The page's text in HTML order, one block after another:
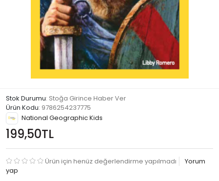
Stok Durumu: Stoğa Girince Haber Ver
Ürün Kodu: 9786254237775
National Geographic Kids
199,50TL
Ürün için henüz değerlendirme yapılmadı
Yorum
yap